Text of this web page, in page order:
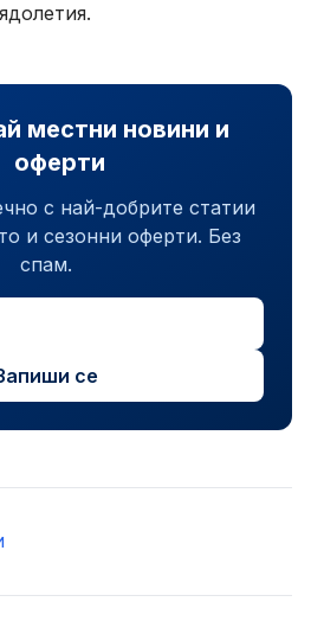
местни новини и
оферти
с най-добрите статии
и сезонни оферти. Без
спам.
се